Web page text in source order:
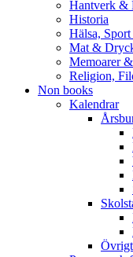
Hantverk &
Historia
Hälsa,
Mat &
Memoarer
Religion,
Non books
Kalendrar